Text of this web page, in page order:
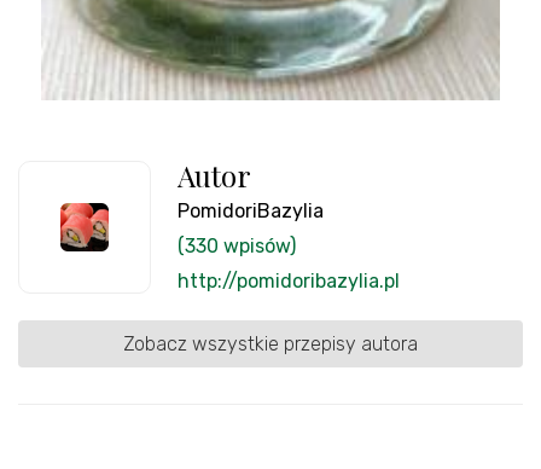
Autor
PomidoriBazylia
(330 wpisów)
http://pomidoribazylia.pl
Zobacz wszystkie przepisy autora